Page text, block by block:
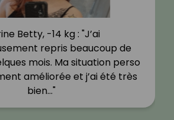
Betty, -14 kg : "J’ai
repris beaucoup de
mois. Ma situation perso
améliorée et j’ai été très
bien…"